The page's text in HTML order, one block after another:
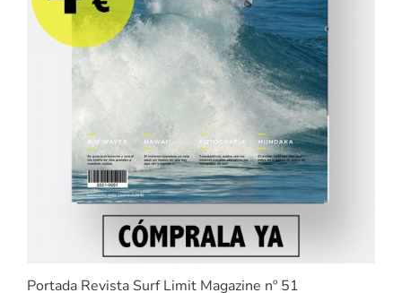
Portada Revista Surf Limit Magazine nº 51